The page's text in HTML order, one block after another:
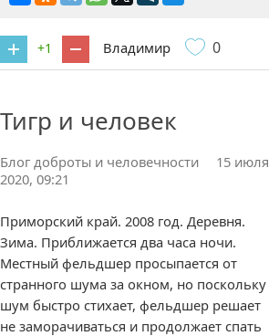
+1 Владимир 0
0 комментариев
Тигр и человек
Блог доброты и человечности
15 июля
2020, 09:21
Приморский край. 2008 год. Деревня.
Зима. Приближается два часа ночи.
Местный фельдшер просыпается от
странного шума за окном, но поскольку
шум быстро стихает, фельдшер решает
не заморачиваться и продолжает спать